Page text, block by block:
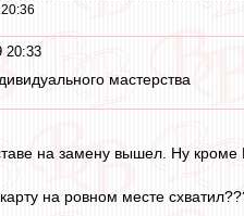
20:33
мастерства
на замену вышел. Ну
на ровном месте